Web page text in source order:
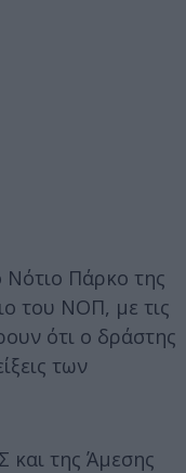
Νότιο Πάρκο της
του ΝΟΠ, με τις
ότι ο δράστης
των
και της Άμεσης